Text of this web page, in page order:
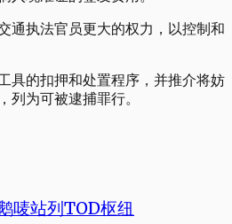
通执法官员更大的权力，以控制和
具的扣押和处置程序，并推介将妨
列为可被逮捕罪行。
唛站列TOD枢纽